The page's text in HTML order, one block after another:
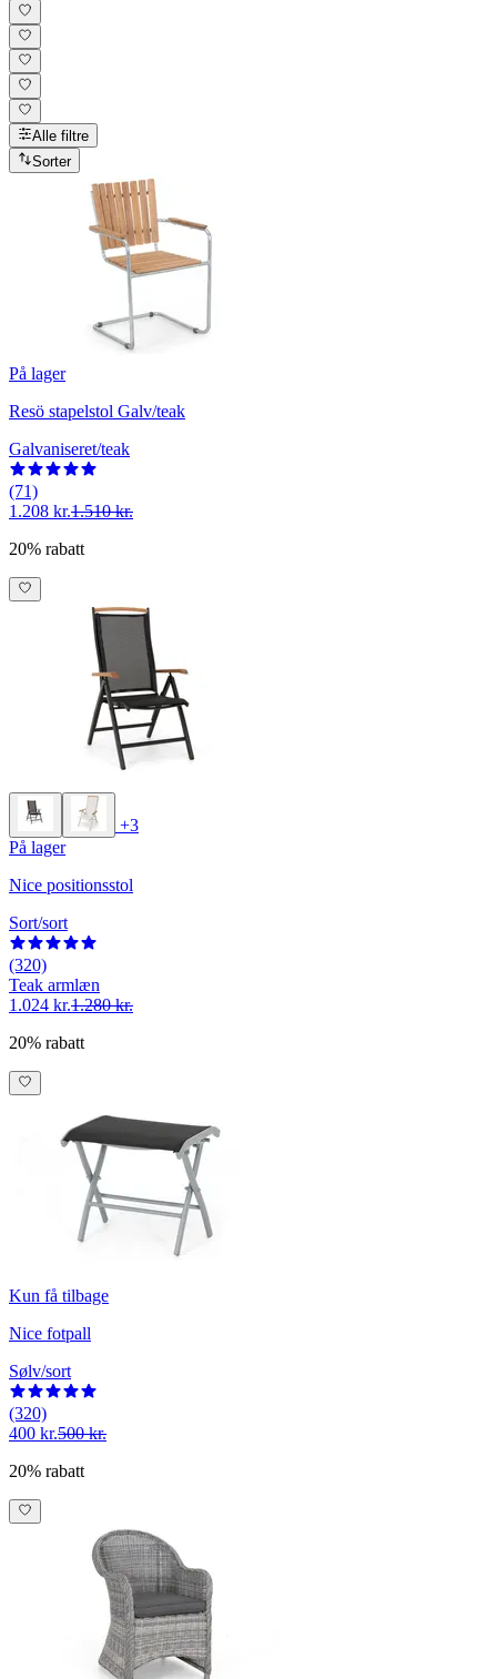
Alle filtre
Sorter
På lager
Resö stapelstol Galv/teak
Galvaniseret/teak
(71)
1.208 kr.1.510 kr.
20% rabatt
+3
På lager
Nice positionsstol
Sort/sort
(320)
Teak armlæn
1.024 kr.1.280 kr.
20% rabatt
Kun få tilbage
Nice fotpall
Sølv/sort
(320)
400 kr.500 kr.
20% rabatt